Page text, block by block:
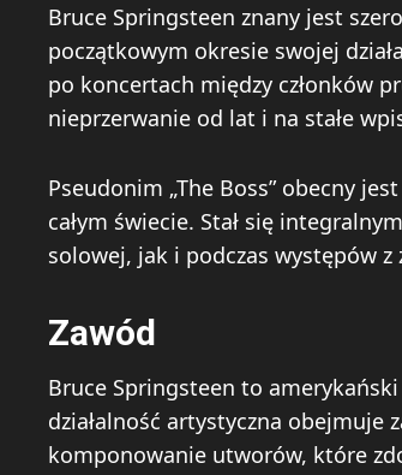
Bruce Springsteen znany jest
początkowym okresie swojej
po koncertach między członków
nieprzerwanie od lat i na stałe
Pseudonim „The Boss” obecny
całym świecie. Stał się
solowej, jak i podczas występów z
Zawód
Bruce Springsteen to
działalność artystyczna obejmuje
komponowanie utworów, które